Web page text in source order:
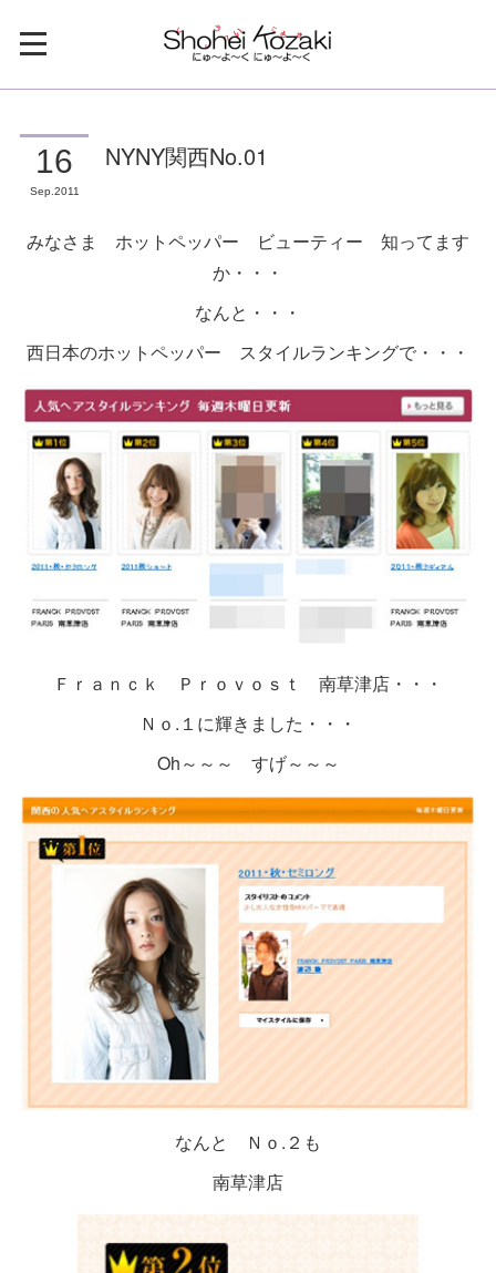
16
Sep 2011
NYNY関西No.01
みなさま ホットペッパー ビューティー 知ってます
か・・・
なんと・・・
西日本のホットペッパー スタイルランキングで・・・
Ｆｒａｎｃｋ Ｐｒｏｖｏｓｔ 南草津店・・・
Ｎｏ.１に輝きました・・・
Oh～～～ すげ～～～
なんと Ｎｏ.２も
南草津店